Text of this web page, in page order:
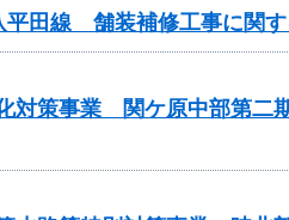
田線 舗装補修工事に関す
対策事業 関ケ原中部第